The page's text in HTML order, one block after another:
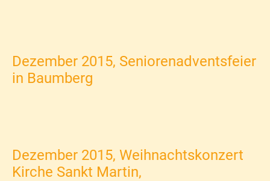
Dezember 2015, Seniorenadventsfeier
in Baumberg
Dezember 2015, Weihnachtskonzert
Kirche Sankt Martin,